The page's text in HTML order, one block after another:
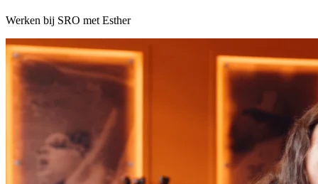
Werken bij SRO met Esther